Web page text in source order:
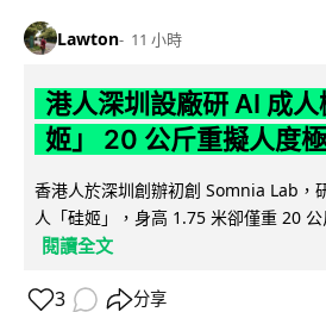
Lawton 11 小時
港人深圳設廠研 AI 成
姬」 20 公斤重擬人度
香港人於深圳創辦初創 Somnia Lab，
人「硅姬」，身高 1.75 米卻僅重 20
閱讀全文
3 分享